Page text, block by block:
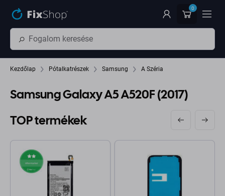
0
Kezdőlap Pótalkatrészek Samsung A Széria
Samsung Galaxy A5 A520F (2017)
TOP termékek